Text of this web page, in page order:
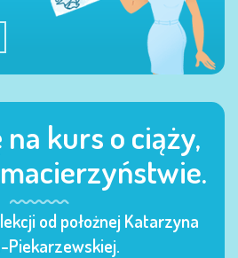
kurs o ciąży,
od położnej Katarzyna
Piekarzewskiej.